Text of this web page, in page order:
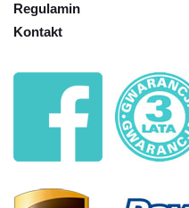
Regulamin
Kontakt